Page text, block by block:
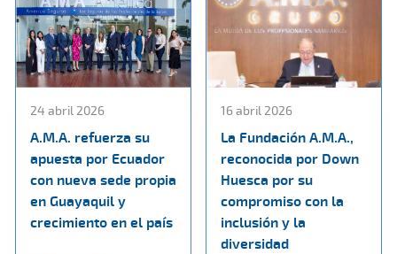
24 abril 2026
A.M.A. refuerza su
apuesta por Ecuador
con nueva sede propia
en Guayaquil y
crecimiento en el país
16 abril 2026
La Fundación A.M.A.,
reconocida por Down
Huesca por su
compromiso con la
inclusión y la
diversidad